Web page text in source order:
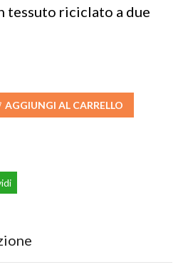
tessuto riciclato a due
AGGIUNGI AL CARRELLO